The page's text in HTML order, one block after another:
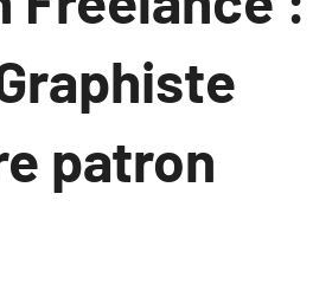
patron